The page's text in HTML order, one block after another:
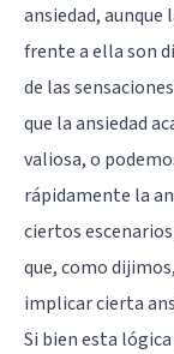
ansiedad,
frente a ella son
de las
que la ansiedad
valiosa, o
rápidamente la
ciertos
que, como
implicar cierta
Si bien esta